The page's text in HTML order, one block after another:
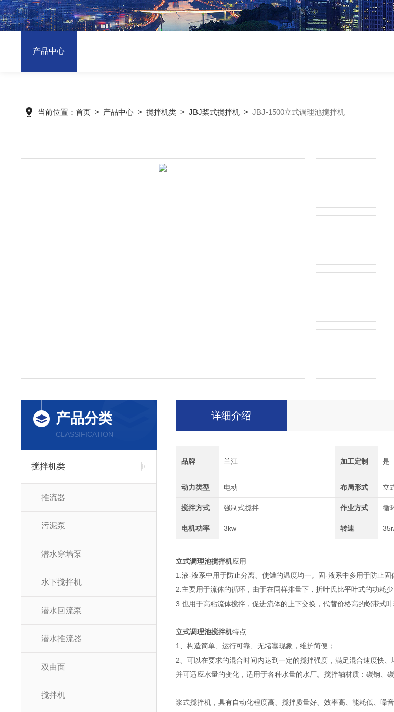
产品中心
当前位置： 首页> 产品中心> 搅拌机类> JBJ桨式搅拌机> JBJ-1500立式调理池搅拌机
产品分类
CLASSIFICATION
搅拌机类
推流器
污泥泵
潜水穿墙泵
水下搅拌机
潜水回流泵
潜水推流器
双曲面
搅拌机
详细介绍
品牌 兰江 加工定制 是
动力类型 电动 布局形式 立
搅拌方式 强制式搅拌 作业方式 循
电机功率 3kw 转速
立式调理池搅拌机应用
1.液-液系中用于防止分离、使罐的温度均一。固-液系中多用于防止固
2.主要用于流体的循环，由于在同样排量下，折叶氏比平叶式的功耗
3.也用于高粘流体搅拌，促进流体的上下交换，代替价格高的螺带式叶
立式调理池搅拌机特点
1、构造简单、运行可靠、无堵塞现象，维护简便；
2、可以在要求的混合时间内达到一定的搅拌强度，满足混合速度快
并可适应水量的变化，适用于各种水量的水厂。搅拌轴材质：碳钢
浆式搅拌机，具有自动化程度高、搅拌质量好、效率高、能耗低、噪